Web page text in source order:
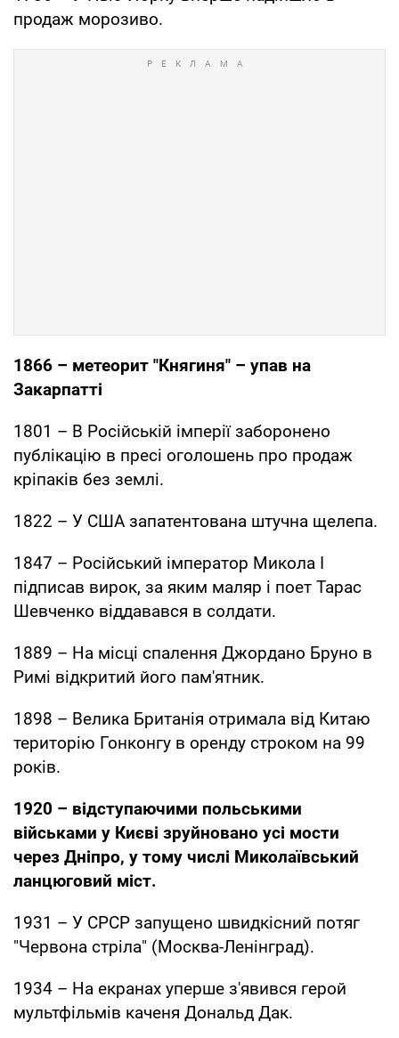
продаж морозиво.
1866 – метеорит "Княгиня" – упав на
Закарпатті
1801 – В Російській імперії заборонено
публікацію в пресі оголошень про продаж
кріпаків без землі.
1822 – У США запатентована штучна щелепа.
1847 – Російський імператор Микола I
підписав вирок, за яким маляр і поет Тарас
Шевченко віддавався в солдати.
1889 – На місці спалення Джордано Бруно в
Римі відкритий його пам'ятник.
1898 – Велика Британія отримала від Китаю
територію Гонконгу в оренду строком на 99
років.
1920 – відступаючими польськими
військами у Києві зруйновано усі мости
через Дніпро, у тому числі Миколаївський
ланцюговий міст.
1931 – У СРСР запущено швидкісний потяг
"Червона стріла" (Москва-Ленінград).
1934 – На екранах уперше з'явився герой
мультфільмів каченя Дональд Дак.